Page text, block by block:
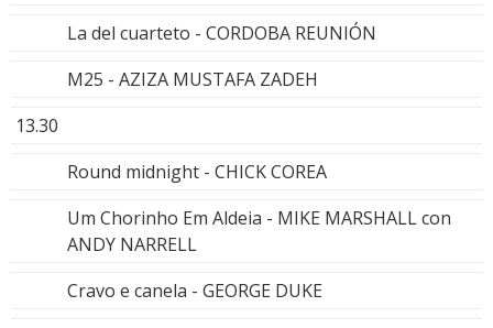
La del cuarteto - CORDOBA REUNIÓN
M25 - AZIZA MUSTAFA ZADEH
13.30
Round midnight - CHICK COREA
Um Chorinho Em Aldeia - MIKE MARSHALL con
ANDY NARRELL
Cravo e canela - GEORGE DUKE